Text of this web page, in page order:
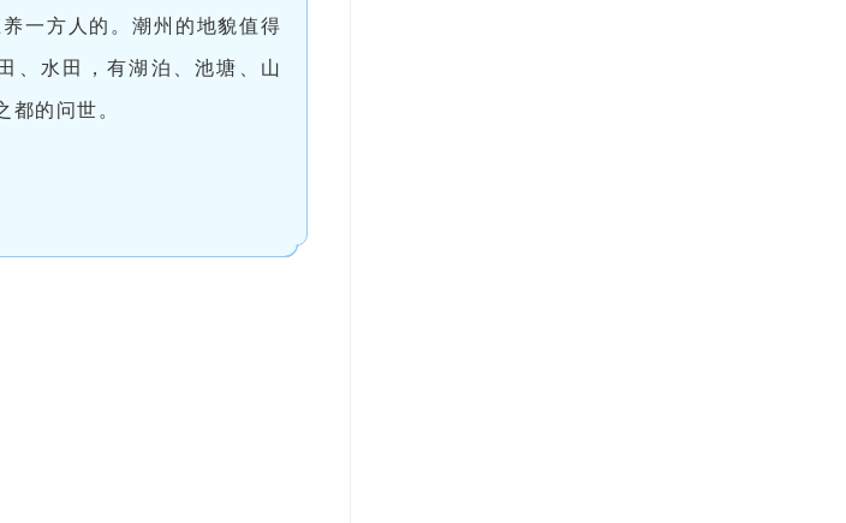
一方人的。潮州的地貌值得
、水田，有湖泊、池塘、山
都的问世。